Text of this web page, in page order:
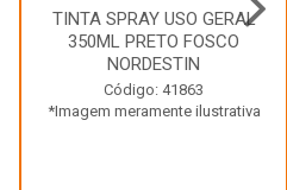
TINTA SPRAY USO GERAL
350ML PRETO FOSCO
NORDESTIN
Código: 41863
*Imagem meramente ilustrativa